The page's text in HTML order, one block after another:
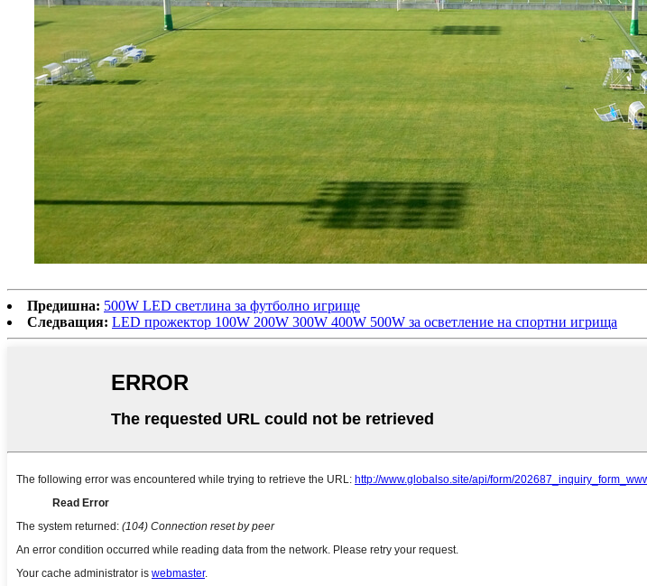
Предишна: 500W LED светлина за футболно игрище
Следващия: LED прожектор 100W 200W 300W 400W 500W за осветление на спортни игрища